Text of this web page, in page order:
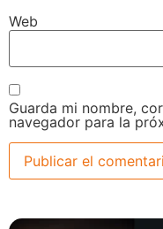
Web
Guarda mi nombre,
navegador para la